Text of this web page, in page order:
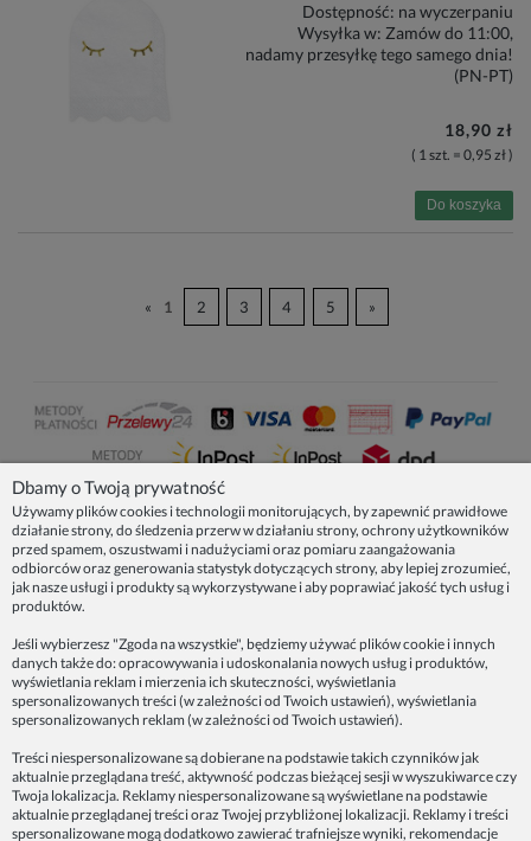
Dostępność: na wyczerpaniu
Wysyłka w: Zamów do 11:00,
nadamy przesyłkę tego samego dnia!
(PN-PT)
18,90 zł
( 1 szt. = 0,95 zł )
Do koszyka
« 1 2 3 4 5 »
NASZE PRODUKTY
INFORMACJE
ZAINSPIRUJ SIĘ!
Dane firmy:
Spoko Motyw, Małgorzata Nowak-Staszak
ul. Skowronia 3D/4, 30-650 Kraków
NIP 7343314687
Dbamy o Twoją prywatność
Używamy plików cookies i technologii monitorujących, by zapewnić prawidłowe
działanie strony, do śledzenia przerw w działaniu strony, ochrony użytkowników
przed spamem, oszustwami i nadużyciami oraz pomiaru zaangażowania
odbiorców oraz generowania statystyk dotyczących strony, aby lepiej zrozumieć,
jak nasze usługi i produkty są wykorzystywane i aby poprawiać jakość tych usług i
produktów.
Jeśli wybierzesz "Zgoda na wszystkie", będziemy używać plików cookie i innych
danych także do: opracowywania i udoskonalania nowych usług i produktów,
wyświetlania reklam i mierzenia ich skuteczności, wyświetlania
spersonalizowanych treści (w zależności od Twoich ustawień), wyświetlania
spersonalizowanych reklam (w zależności od Twoich ustawień).
Treści niespersonalizowane są dobierane na podstawie takich czynników jak
aktualnie przeglądana treść, aktywność podczas bieżącej sesji w wyszukiwarce czy
Twoja lokalizacja. Reklamy niespersonalizowane są wyświetlane na podstawie
aktualnie przeglądanej treści oraz Twojej przybliżonej lokalizacji. Reklamy i treści
spersonalizowane mogą dodatkowo zawierać trafniejsze wyniki, rekomendacje